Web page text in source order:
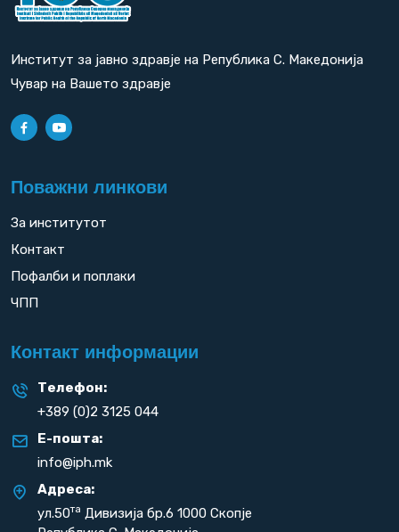
Институт за јавно здравје на Република С. Македонија
Чувар на Вашето здравје
Поважни линкови
За институтот
Контакт
Пофалби и поплаки
ЧПП
Контакт информации
Телефон:
+389 (0)2 3125 044
Е-пошта:
info@iph.mk
Адреса:
ул.50та Дивизија бр.6 1000 Скопје